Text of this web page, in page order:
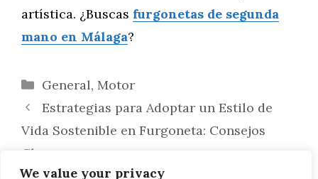
We value your privacy
artística. ¿Buscas furgonetas de segunda
mano en Málaga?
Categorías
General, Motor
Estrategias para Adoptar un Estilo de
Vida Sostenible en Furgoneta: Consejos
Clave